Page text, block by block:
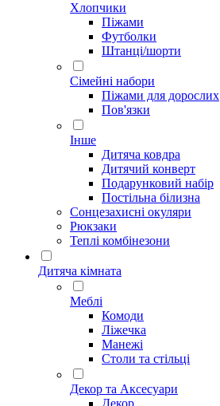
Хлопчики
Піжами
Футболки
Штанці/шорти
Сімейні набори
Піжами для дорослих
Пов'язки
Інше
Дитяча ковдра
Дитячий конверт
Подарунковий набір
Постільна білизна
Сонцезахисні окуляри
Рюкзаки
Теплі комбінезони
Дитяча кімната
Меблі
Комоди
Ліжечка
Манежі
Столи та стільці
Декор та Аксесуари
Декор